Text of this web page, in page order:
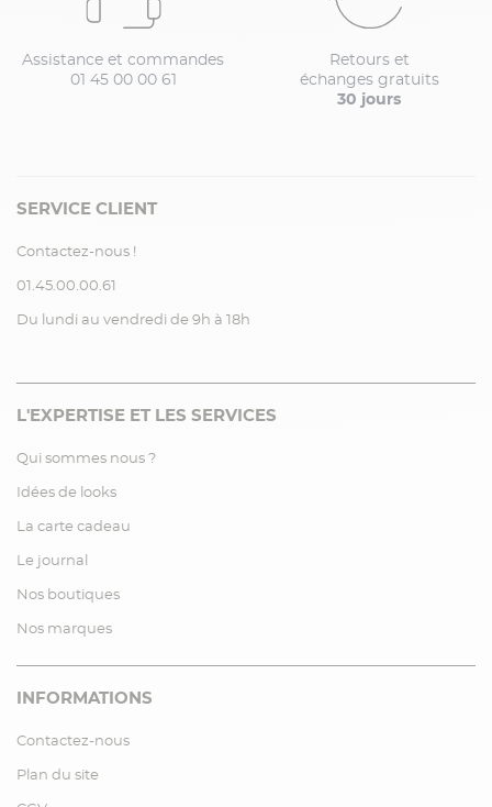
Assistance et commandes
01 45 00 00 61
Retours et
échanges gratuits
30 jours
SERVICE CLIENT
Contactez-nous !
01.45.00.00.61
Du lundi au vendredi de 9h à 18h
L'EXPERTISE ET LES SERVICES
Qui sommes nous ?
Idées de looks
La carte cadeau
Le journal
Nos boutiques
Nos marques
INFORMATIONS
Contactez-nous
Plan du site